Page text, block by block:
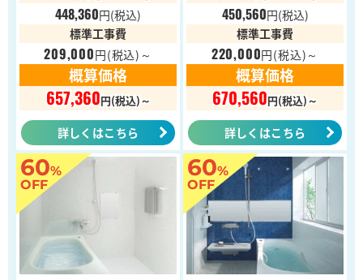
448,360円(税込)
標準工事費
209,000円(税込)～
概算価格
657,360円(税込)～
詳しくはこちら
450,560円(税込)
標準工事費
220,000円(税込)～
概算価格
670,560円(税込)～
詳しくはこちら
60%
OFF
60%
OFF